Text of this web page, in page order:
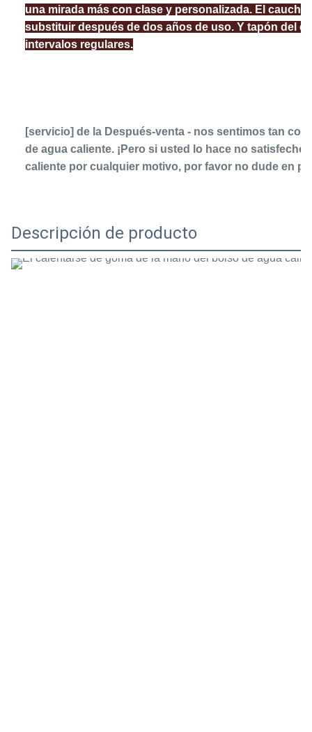
una mirada más con clase y personalizada. El
substituir después de dos años de uso. Y tapón del
intervalos regulares.
[servicio] de la Después-venta - nos sentimos tan
de agua caliente. ¡Pero si usted lo hace no
caliente por cualquier motivo, por favor no dude en
Descripción de producto